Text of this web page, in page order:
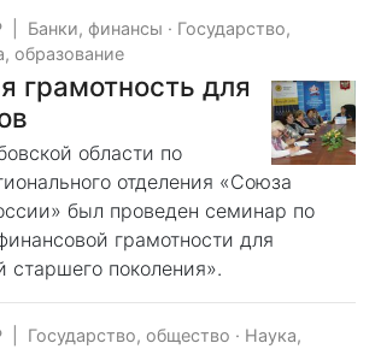
Банки, финансы · Государство,
образование
грамотность для
области по
отделения «Союза
был проведен семинар по
грамотности для
старшего поколения».
Государство, общество · Наука,